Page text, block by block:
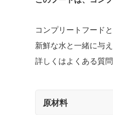
コンプリートフード
新鮮な水と一緒に与
詳しくはよくある質
原材料